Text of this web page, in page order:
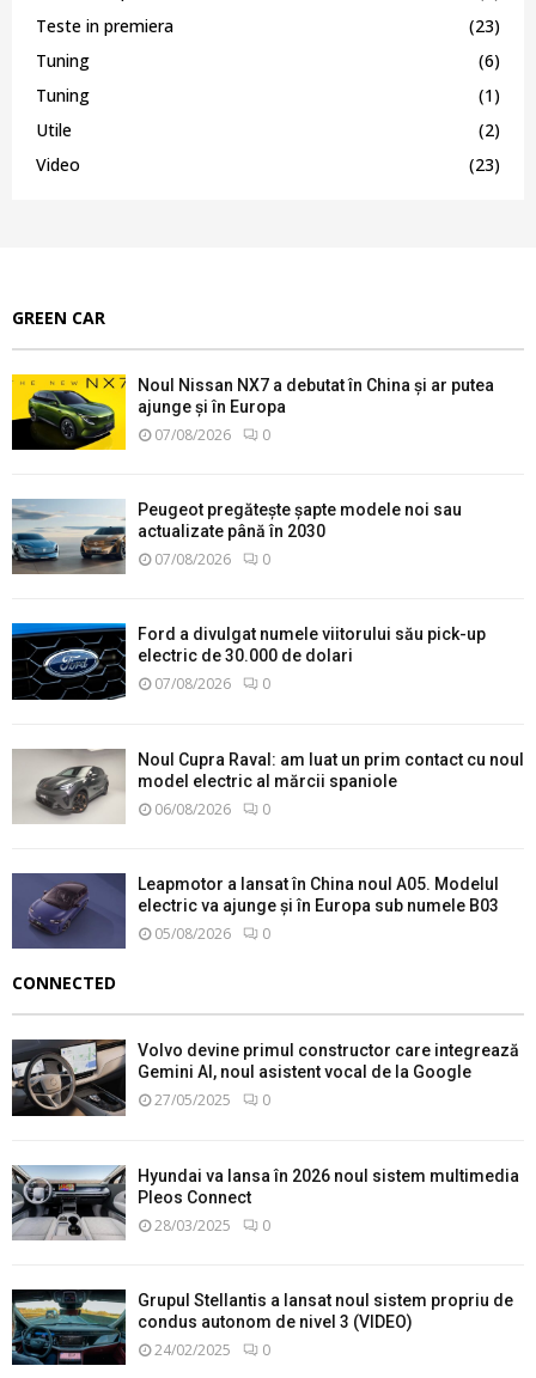
Teste in premiera
(23)
Tuning
(6)
Tuning
(1)
Utile
(2)
Video
(23)
GREEN CAR
Noul Nissan NX7 a debutat în China și ar putea
ajunge și în Europa
07/08/2026 0
Peugeot pregătește șapte modele noi sau
actualizate până în 2030
07/08/2026 0
Ford a divulgat numele viitorului său pick-up
electric de 30.000 de dolari
07/08/2026 0
Noul Cupra Raval: am luat un prim contact cu noul
model electric al mărcii spaniole
06/08/2026 0
Leapmotor a lansat în China noul A05. Modelul
electric va ajunge și în Europa sub numele B03
05/08/2026 0
CONNECTED
Volvo devine primul constructor care integrează
Gemini AI, noul asistent vocal de la Google
27/05/2025 0
Hyundai va lansa în 2026 noul sistem multimedia
Pleos Connect
28/03/2025 0
Grupul Stellantis a lansat noul sistem propriu de
condus autonom de nivel 3 (VIDEO)
24/02/2025 0